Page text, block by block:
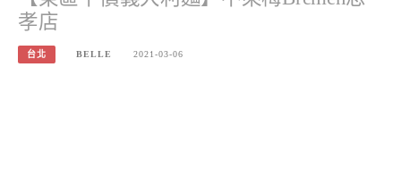
孝店
台北 BELLE 2021-03-06